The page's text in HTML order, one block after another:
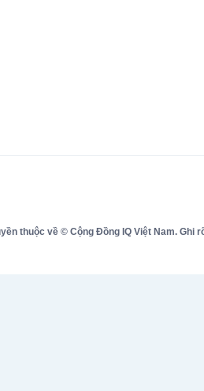
thuộc về © Cộng Đồng IQ Việt Nam. Ghi